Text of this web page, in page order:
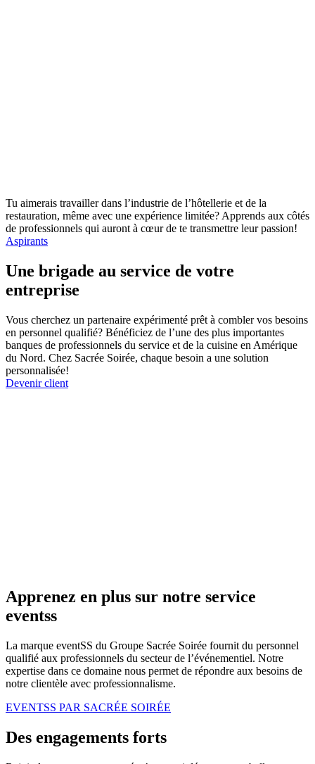
Tu aimerais travailler dans l’industrie de l’hôtellerie et de la
restauration, même avec une expérience limitée? Apprends aux côtés
de professionnels qui auront à cœur de te transmettre leur passion!
Aspirants
Une brigade au service de votre
entreprise
Vous cherchez un partenaire expérimenté prêt à combler vos besoins
en personnel qualifié? Bénéficiez de l’une des plus importantes
banques de professionnels du service et de la cuisine en Amérique
du Nord. Chez Sacrée Soirée, chaque besoin a une solution
personnalisée!
Devenir client
Apprenez en plus sur notre service
eventss
La marque eventSS du Groupe Sacrée Soirée fournit du personnel
qualifié aux professionnels du secteur de l’événementiel. Notre
expertise dans ce domaine nous permet de répondre aux besoins de
notre clientèle avec professionnalisme.
EVENTSS PAR SACRÉE SOIRÉE
Des engagements forts